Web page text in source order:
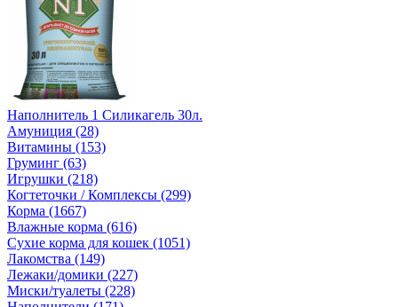
Наполнитель 1 Силикагель 30л.
Амуниция (28)
Витамины (153)
Груминг (63)
Игрушки (218)
Когтеточки / Комплексы (299)
Корма (1667)
Влажные корма (616)
Сухие корма для кошек (1051)
Лакомства (149)
Лежаки/домики (227)
Миски/туалеты (228)